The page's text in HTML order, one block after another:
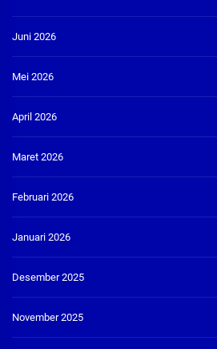
Juni 2026
Mei 2026
April 2026
Maret 2026
Februari 2026
Januari 2026
Desember 2025
November 2025